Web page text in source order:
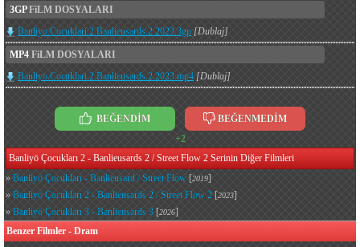
3GPFiLM DOSYALARI
Banliyo.Cocuklari.2.Banlieusards.2.2023.3gp [Dublaj]
MP4 FiLM DOSYALARI
Banliyo.Cocuklari.2.Banlieusards.2.2023.mp4 [Dublaj]
BEĞENDİM
BEĞENMEDİM
+2
Banliyö Çocukları 2 - Banlieusards 2 / Street Flow 2 Serinin Diğer Filmleri
» Banliyö Çocukları - Banlieusard / Street Flow [2019]
» Banliyö Çocukları 2 - Banlieusards 2 / Street Flow 2 [2023]
» Banliyö Çocukları 3 - Banlieusards 3 [2026]
Benzer Filmler - Dram